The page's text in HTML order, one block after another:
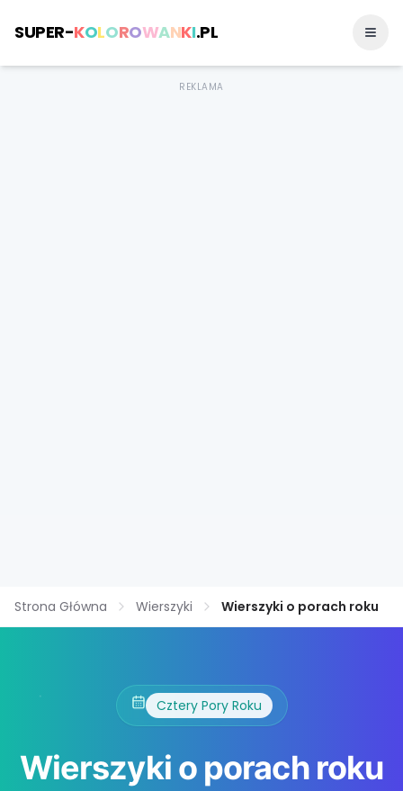
SUPER-KOLOROWANKI.PL
REKLAMA
Strona Główna Wierszyki Wierszyki o porach roku
Cztery Pory Roku
Wierszyki o porach roku